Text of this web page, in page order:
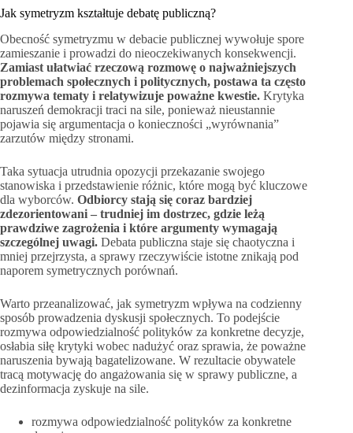
Jak symetryzm kształtuje debatę publiczną?
Obecność symetryzmu w debacie publicznej wywołuje spore
zamieszanie i prowadzi do nieoczekiwanych konsekwencji.
Zamiast ułatwiać rzeczową rozmowę o najważniejszych
problemach społecznych i politycznych, postawa ta często
rozmywa tematy i relatywizuje poważne kwestie. Krytyka
naruszeń demokracji traci na sile, ponieważ nieustannie
pojawia się argumentacja o konieczności „wyrównania”
zarzutów między stronami.
Taka sytuacja utrudnia opozycji przekazanie swojego
stanowiska i przedstawienie różnic, które mogą być kluczowe
dla wyborców. Odbiorcy stają się coraz bardziej
zdezorientowani – trudniej im dostrzec, gdzie leżą
prawdziwe zagrożenia i które argumenty wymagają
szczególnej uwagi. Debata publiczna staje się chaotyczna i
mniej przejrzysta, a sprawy rzeczywiście istotne znikają pod
naporem symetrycznych porównań.
Warto przeanalizować, jak symetryzm wpływa na codzienny
sposób prowadzenia dyskusji społecznych. To podejście
rozmywa odpowiedzialność polityków za konkretne decyzje,
osłabia siłę krytyki wobec nadużyć oraz sprawia, że poważne
naruszenia bywają bagatelizowane. W rezultacie obywatele
tracą motywację do angażowania się w sprawy publiczne, a
dezinformacja zyskuje na sile.
rozmywa odpowiedzialność polityków za konkretne